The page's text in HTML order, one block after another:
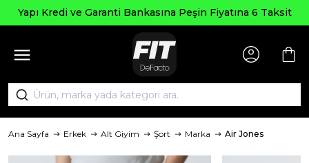
Yapı Kredi ve Garanti Bankasına Peşin Fiyatına 6 Taksit
Ana Sayfa Erkek Alt Giyim Şort Marka Air Jones